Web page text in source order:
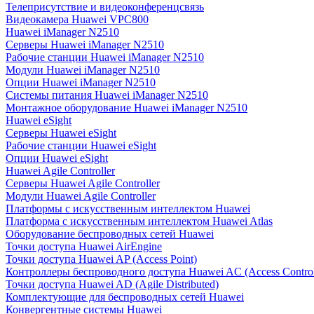
Телеприсутствие и видеоконференцсвязь
Видеокамера Huawei VPC800
Huawei iManager N2510
Серверы Huawei iManager N2510
Рабочие станции Huawei iManager N2510
Модули Huawei iManager N2510
Опции Huawei iManager N2510
Системы питания Huawei iManager N2510
Монтажное оборудование Huawei iManager N2510
Huawei eSight
Серверы Huawei eSight
Рабочие станции Huawei eSight
Опции Huawei eSight
Huawei Agile Controller
Серверы Huawei Agile Controller
Модули Huawei Agile Controller
Платформы с искусственным интеллектом Huawei
Платформа с искусственным интеллектом Huawei Atlas
Оборудование беспроводных сетей Huawei
Точки доступа Huawei AirEngine
Точки доступа Huawei AP (Access Point)
Контроллеры беспроводного доступа Huawei AC (Access
Точки доступа Huawei AD (Agile Distributed)
Комплектующие для беспроводных сетей Huawei
Конвергентные системы Huawei